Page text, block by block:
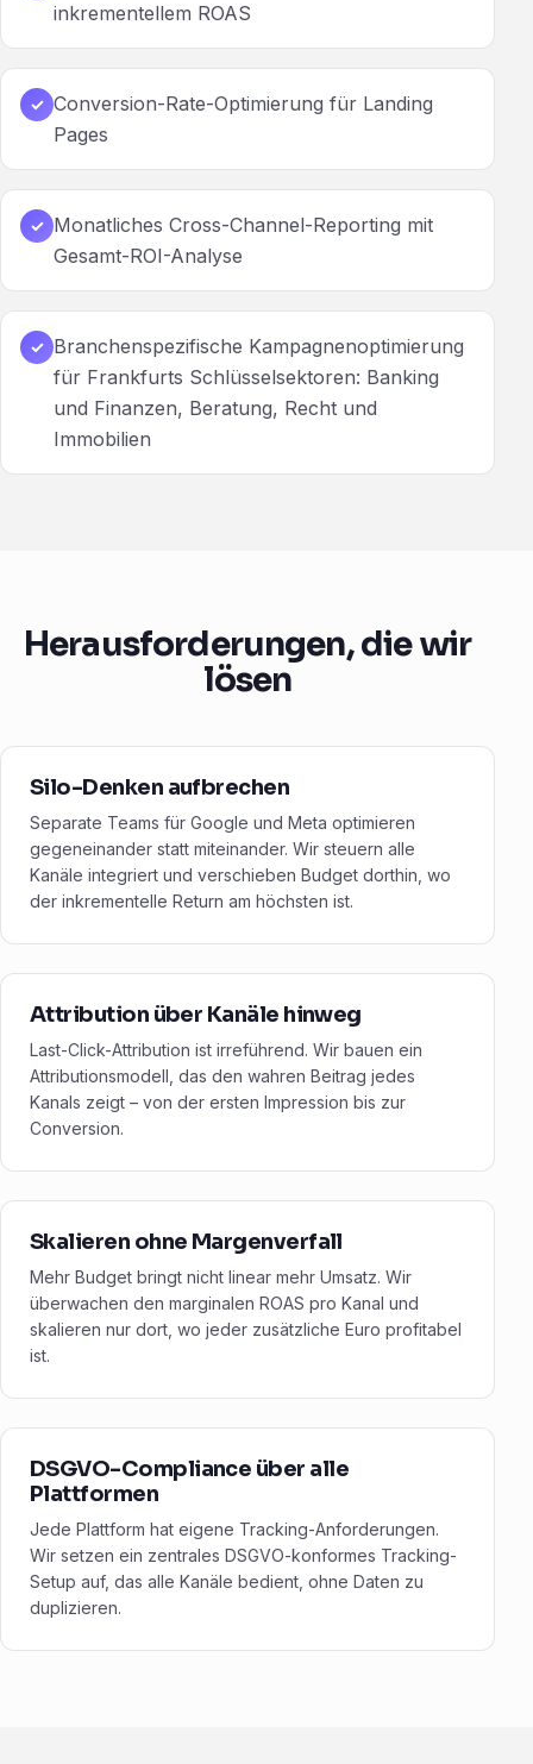
inkrementellem ROAS
✓ Conversion-Rate-Optimierung für Landing
Pages
✓ Monatliches Cross-Channel-Reporting mit
Gesamt-ROI-Analyse
✓ Branchenspezifische Kampagnenoptimierung
für Frankfurts Schlüsselsektoren: Banking
und Finanzen, Beratung, Recht und
Immobilien
Herausforderungen, die wir
lösen
Silo-Denken aufbrechen
Separate Teams für Google und Meta optimieren
gegeneinander statt miteinander. Wir steuern alle
Kanäle integriert und verschieben Budget dorthin, wo
der inkrementelle Return am höchsten ist.
Attribution über Kanäle hinweg
Last-Click-Attribution ist irreführend. Wir bauen ein
Attributionsmodell, das den wahren Beitrag jedes
Kanals zeigt – von der ersten Impression bis zur
Conversion.
Skalieren ohne Margenverfall
Mehr Budget bringt nicht linear mehr Umsatz. Wir
überwachen den marginalen ROAS pro Kanal und
skalieren nur dort, wo jeder zusätzliche Euro profitabel
ist.
DSGVO-Compliance über alle
Plattformen
Jede Plattform hat eigene Tracking-Anforderungen.
Wir setzen ein zentrales DSGVO-konformes Tracking-
Setup auf, das alle Kanäle bedient, ohne Daten zu
duplizieren.